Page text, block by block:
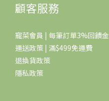
顧客服務
寵菜會員 | 每筆訂單3%回饋金
運送政策 | 滿$499免運費
退換貨政策
隱私政策